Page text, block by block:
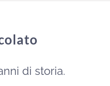
di storia.